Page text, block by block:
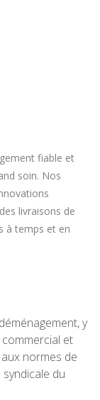
fiable et
soin. Nos
livraisons de
à temps et en
y
et
normes de
du